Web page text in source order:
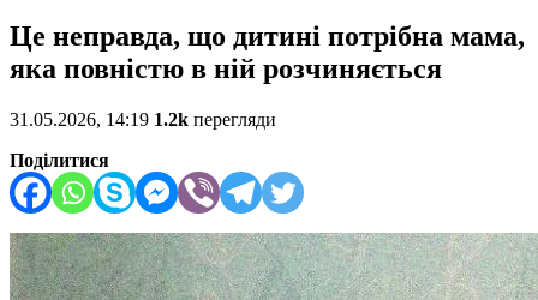
Це неправда, що дитині потрібна мама,
яка повністю в ній розчиняється
31.05.2026, 14:19 1.2k перегляди
Поділитися